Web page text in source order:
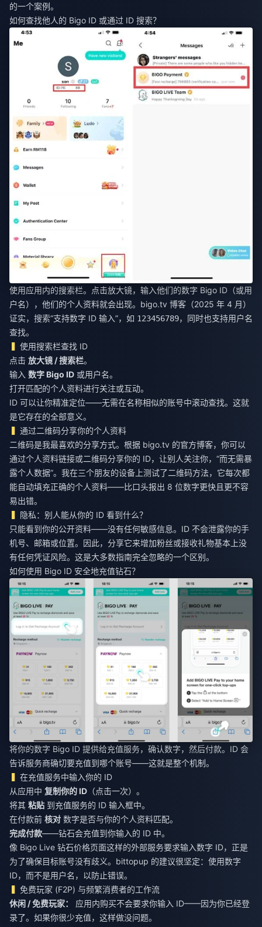
的一个案例。
如何查找他人的 Bigo ID 或通过 ID 搜索？
使用应用内的搜索栏。点击放大镜，输入他们的数字 Bigo ID（或用
户名），他们的个人资料就会出现。bigo.tv 博客（2025 年 4 月）
证实，搜索“支持数字 ID 输入”，如 123456789，同时也支持用户名
查找。
使用搜索栏查找 ID
点击 放大镜 / 搜索栏。
输入 数字 Bigo ID 或用户名。
打开匹配的个人资料进行关注或互动。
ID 可以让你精准定位——无需在名称相似的账号中滚动查找。这就
是它存在的全部意义。
通过二维码分享你的个人资料
二维码是我最喜欢的分享方式。根据 bigo.tv 的官方博客，你可以
通过个人资料链接或二维码分享你的 ID，让别人关注你，“而无需暴
露个人数据”。我在三个朋友的设备上测试了二维码方法，它每次都
能自动填充正确的个人资料——比口头报出 8 位数字更快且更不容
易出错。
隐私：别人能从你的 ID 看到什么？
只能看到你的公开资料——没有任何敏感信息。ID 不会泄露你的手
机号、邮箱或位置。因此，分享它来增加粉丝或接收礼物基本上没
有任何凭证风险。这是大多数指南完全忽略的一个区别。
如何使用 Bigo ID 安全地充值钻石？
将你的数字 Bigo ID 提供给充值服务，确认数字，然后付款。ID 会
告诉服务商确切要充值到哪个账号——这就是整个机制。
在充值服务中输入你的 ID
从应用中 复制你的 ID （点击一次）。
将其 粘贴 到充值服务的 ID 输入框中。
在付款前 核对 数字是否与你的个人资料匹配。
完成付款——钻石会充值到你输入的 ID 中。
像 Bigo Live 钻石价格页面这样的外部服务要求输入数字 ID，正是
为了确保目标账号没有歧义。bittopup 的建议很坚定：使用数字
ID，而不是用户名，以防止错误。
免费玩家 (F2P) 与频繁消费者的工作流
休闲 / 免费玩家：
应用内购买不会要求你输入 ID——因为你已经登
录了。如果你很少充值，这样做没问题。